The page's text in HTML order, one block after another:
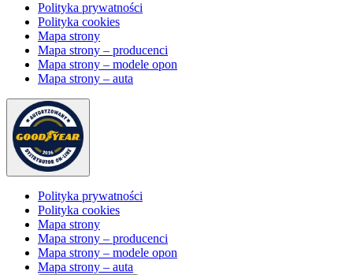
Polityka prywatności
Polityka cookies
Mapa strony
Mapa strony – producenci
Mapa strony – modele opon
Mapa strony – auta
Polityka prywatności
Polityka cookies
Mapa strony
Mapa strony – producenci
Mapa strony – modele opon
Mapa strony – auta